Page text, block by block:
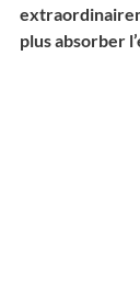
plus absorber